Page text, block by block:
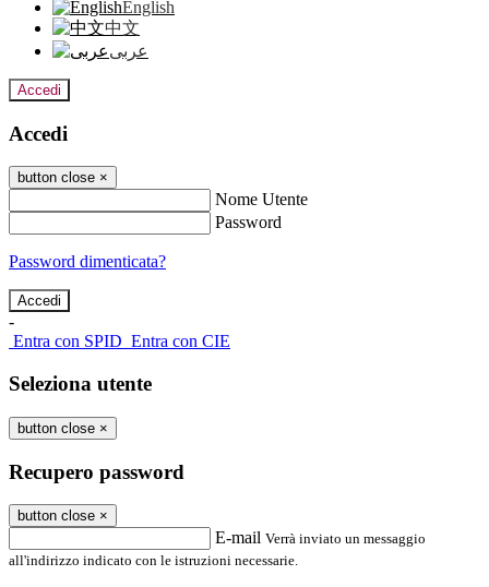
English
中文
عربى
Accedi
Accedi
button close ×
Nome Utente
Password
Password dimenticata?
-
Entra con SPID Entra con CIE
Seleziona utente
button close ×
Recupero password
button close ×
E-mail Verrà inviato un messaggio
all'indirizzo indicato con le istruzioni necessarie.